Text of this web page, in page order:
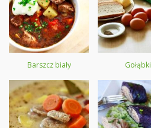
Barszcz biały Gołąbki